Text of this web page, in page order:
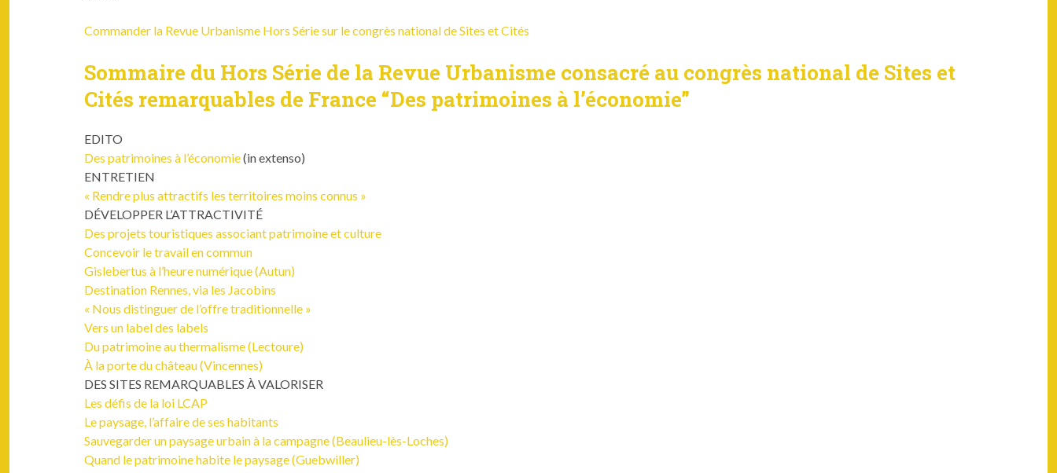
Commander la Revue Urban­isme Hors Série sur le con­grès nation­al de Sites et Cités
Sommaire du Hors Série de la Revue Urbanisme consacré au congrès national de Sites et
Cités remarquables de France “Des patrimoines à l’économie”
EDITO
Des pat­ri­moines à l’économie(in exten­so)
ENTRETIEN
« Ren­dre plus attrac­t­ifs les ter­ri­toires moins connus »
DÉVELOPPER L’ATTRACTIVITÉ
Des pro­jets touris­tiques asso­ciant pat­ri­moine et culture
Con­cevoir le tra­vail en commun
Gisle­ber­tus à l’heure numérique (Autun)
Des­ti­na­tion Rennes, via les Jacobins
« Nous dis­tinguer de l’offre traditionnelle »
Vers un label des labels
Du pat­ri­moine au ther­mal­isme (Lec­toure)
À la porte du château (Vin­cennes)
DES SITES REMARQUABLES À VALORISER
Les défis de la loi LCAP
Le paysage, l’affaire de ses habitants
Sauve­g­arder un paysage urbain à la cam­pagne (Beaulieu-lès-Loches)
Quand le pat­ri­moine habite le paysage (Gueb­willer)